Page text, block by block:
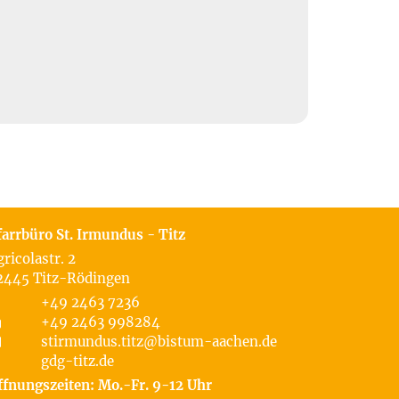
St. Irmundus - Titz
2
Titz-Rödingen
+49 2463 7236
+49 2463 998284
stirmundus.titz@bistum-aachen.de
gdg-titz.de
Mo.-Fr. 9-12 Uhr